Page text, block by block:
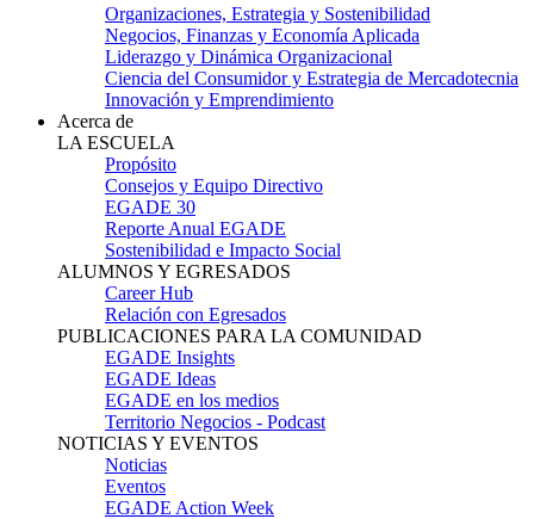
Organizaciones, Estrategia y Sostenibilidad
Negocios, Finanzas y Economía Aplicada
Liderazgo y Dinámica Organizacional
Ciencia del Consumidor y Estrategia de Mercadotecnia
Innovación y Emprendimiento
Acerca de
LA ESCUELA
Propósito
Consejos y Equipo Directivo
EGADE 30
Reporte Anual EGADE
Sostenibilidad e Impacto Social
ALUMNOS Y EGRESADOS
Career Hub
Relación con Egresados
PUBLICACIONES PARA LA COMUNIDAD
EGADE Insights
EGADE Ideas
EGADE en los medios
Territorio Negocios - Podcast
NOTICIAS Y EVENTOS
Noticias
Eventos
EGADE Action Week